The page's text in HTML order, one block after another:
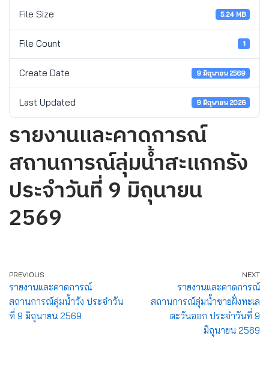
File Size 5.24 MB
File Count 1
Create Date 9 มิถุนายน 2569
Last Updated 9 มิถุนายน 2026
รายงานและคาดการณ์
สถานการณ์ลุ่มน้ำสะแกกรัง
ประจำวันที่ 9 มิถุนายน
2569
PREVIOUS
รายงานและคาดการณ์
สถานการณ์ลุ่มน้ำวัง ประจำวัน
ที่ 9 มิถุนายน 2569
NEXT
รายงานและคาดการณ์
สถานการณ์ลุ่มน้ำชายฝั่งทะเล
ตะวันออก ประจำวันที่ 9
มิถุนายน 2569